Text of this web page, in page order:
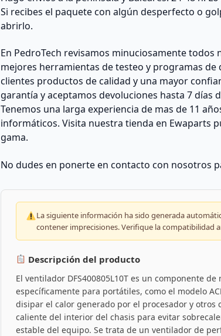
Si recibes el paquete con algún desperfecto o
abrirlo.
En PedroTech revisamos minuciosamente
mejores herramientas de testeo y programas
clientes productos de calidad y una mayor
garantía y aceptamos devoluciones hasta 7 días
Tenemos una larga experiencia de mas de 11
informáticos. Visita nuestra tienda en Ewaparts
gama.
No dudes en ponerte en contacto con nosotros
La siguiente información ha sido generada
contener imprecisiones. Verifique la compatibilidad
Descripción del producto
El ventilador DFS400805L10T es un componente
específicamente para portátiles, como el modelo
disipar el calor generado por el procesador y otros
caliente del interior del chasis para evitar
estable del equipo. Se trata de un ventilador de